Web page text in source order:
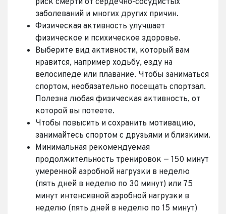
заболеваний и многих других причин.
Физическая активность улучшает
физическое и психическое здоровье.
Выберите вид активности, который вам
нравится, например ходьбу, езду на
велосипеде или плавание. Чтобы заниматься
спортом, необязательно посещать спортзал.
Полезна любая физическая активность, от
которой вы потеете.
Чтобы повысить и сохранить мотивацию,
занимайтесь спортом с друзьями и близкими.
Минимальная рекомендуемая
продолжительность тренировок — 150 минут
умеренной аэробной нагрузки в неделю
(пять дней в неделю по 30 минут) или 75
минут интенсивной аэробной нагрузки в
неделю (пять дней в неделю по 15 минут)